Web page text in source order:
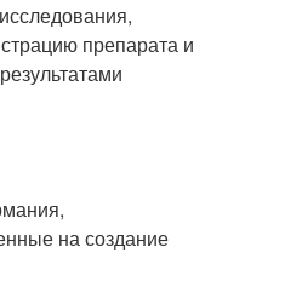
препарата и
на создание